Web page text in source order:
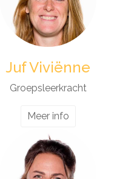
Juf Viviënne
Groepsleerkracht
Meer info